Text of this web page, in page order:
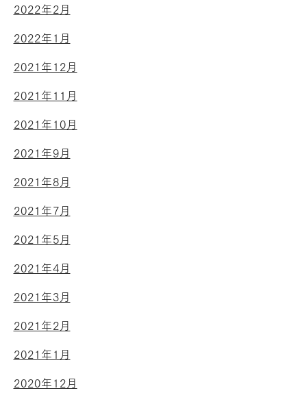
2022年2月
2022年1月
2021年12月
2021年11月
2021年10月
2021年9月
2021年8月
2021年7月
2021年5月
2021年4月
2021年3月
2021年2月
2021年1月
2020年12月